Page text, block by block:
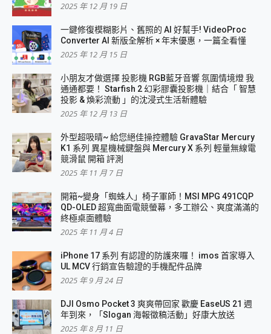
2025 年 12 月 19 日
一鍵修復模糊影片、舊照的 AI 好幫手! VideoProc
Converter AI 新版全解析 × 年末優惠，一篇全看懂
2025 年 12 月 15 日
小朋友才做選擇 投影機 RGB藍牙音響 氛圍情境燈 我
通通都要！ Starfish 2 幻彩膠囊投影機｜結合「 智慧
投影 & 煥彩流動 」的沈浸式生活新體驗
2025 年 12 月 13 日
外型超吸晴~ 給您絕佳操控體驗 GravaStar Mercury
K1 系列 異星機械鍵盤與 Mercury X 系列 輕量無線電
競滑鼠 開箱 評測
2025 年 11 月 7 日
開箱~變身「蜘蛛人」椅子軍師！MSI MPG 491CQP
QD-OLED 超寬曲面電競螢幕，多工辦公、爽度滿滿的
終極桌面體驗
2025 年 11 月 4 日
iPhone 17 系列 有認證的防護來囉！ imos 首家導入
UL MCV 行銷宣告驗證的手機配件品牌
2025 年 9 月 24 日
DJI Osmo Pocket 3 爽爽帶回家 歡慶 EaseUS 21 週
年到來，「Slogan 海報徵稿活動」好康大放送
2025 年 8 月 11 日